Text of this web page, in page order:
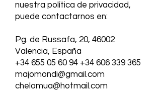
nuestra política de privacidad,
puede contactarnos en:
Pg. de Russafa, 20, 46002
Valencia, España
+34 655 05 60 94 +34 606 339 365
majomondi@gmail.com
chelomua@hotmail.com